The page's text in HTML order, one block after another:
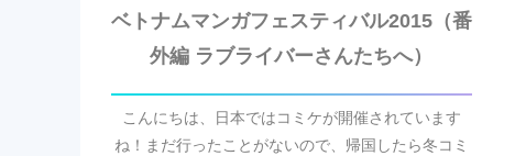
ベトナムマンガフェスティバル2015（番
外編 ラブライバーさんたちへ）
こんにちは、日本ではコミケが開催されています
ね！まだ行ったことがないので、帰国したら冬コミ